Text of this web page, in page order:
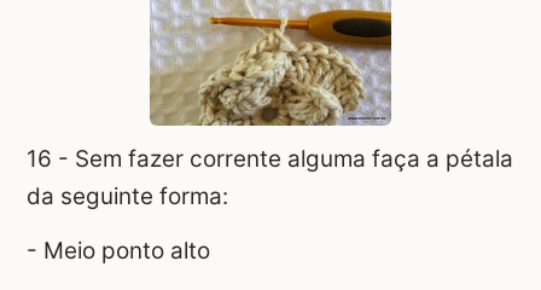
16 - Sem fazer corrente alguma faça a pétala
da seguinte forma:
- Meio ponto alto